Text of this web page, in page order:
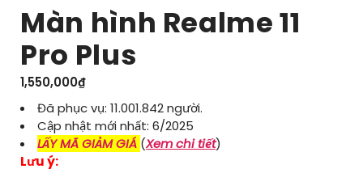
Màn hình Realme 11
Pro Plus
1,550,000₫
Đã phục vụ: 11.001.842 người.
Cập nhật mới nhất: 6/2025
LẤY MÃ GIẢM GIÁ (Xem chi tiết)
Lưu ý: